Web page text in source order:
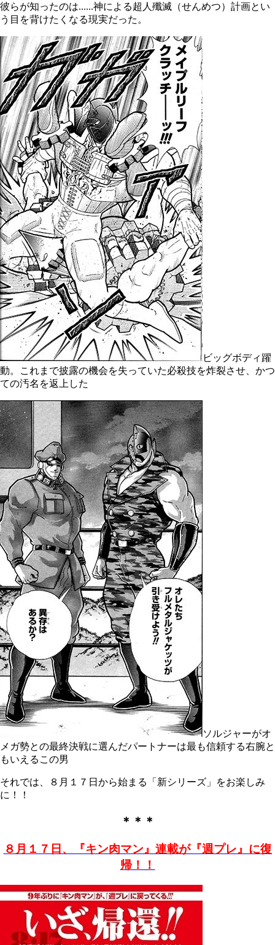
彼らが知ったのは......神による超人殲滅（せんめつ）計画とい
う目を背けたくなる現実だった。
ビッグボディ躍
動。これまで披露の機会を失っていた必殺技を炸裂させ、かつ
ての汚名を返上した
ソルジャーがオ
メガ勢との最終決戦に選んだパートナーは最も信頼する右腕と
もいえるこの男
それでは、８月１７日から始まる「新シリーズ」をお楽しみ
に！！
＊＊＊
８月１７日、『キン肉マン』連載が『週プレ』に復
帰！！